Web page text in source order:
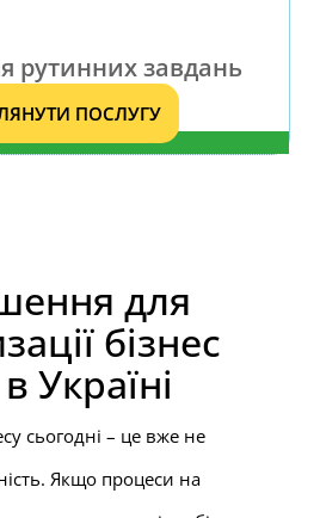
рутинних завдань
ПОСЛУГУ
для
бізнес
Україні
сьогодні – це вже не
Якщо процеси на